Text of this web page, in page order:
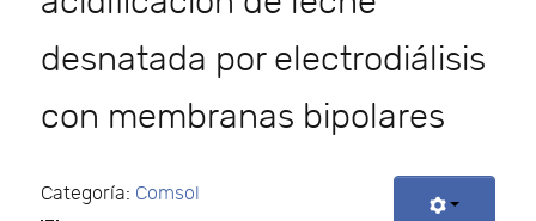
desnatada por electrodiálisis
con membranas bipolares
Categoría: Comsol